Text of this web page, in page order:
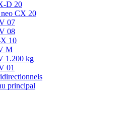
D 20
CX 20
07
08
10
M
1.200 kg
01
principal